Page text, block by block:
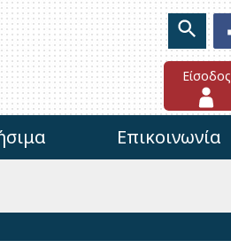
Είσοδος
Επικοινωνία